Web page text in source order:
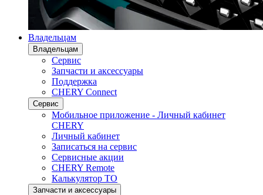
Владельцам
Владельцам
Сервис
Запчасти и аксессуары
Поддержка
CHERY Connect
Сервис
Мобильное приложение - Личный кабинет
CHERY
Личный кабинет
Записаться на сервис
Сервисные акции
CHERY Remote
Калькулятор ТО
Запчасти и аксессуары